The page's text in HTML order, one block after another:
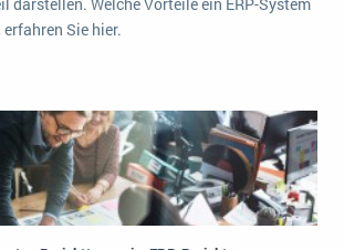
Sie hier.